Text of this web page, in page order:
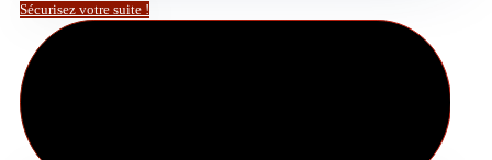
Sécurisez votre suite !